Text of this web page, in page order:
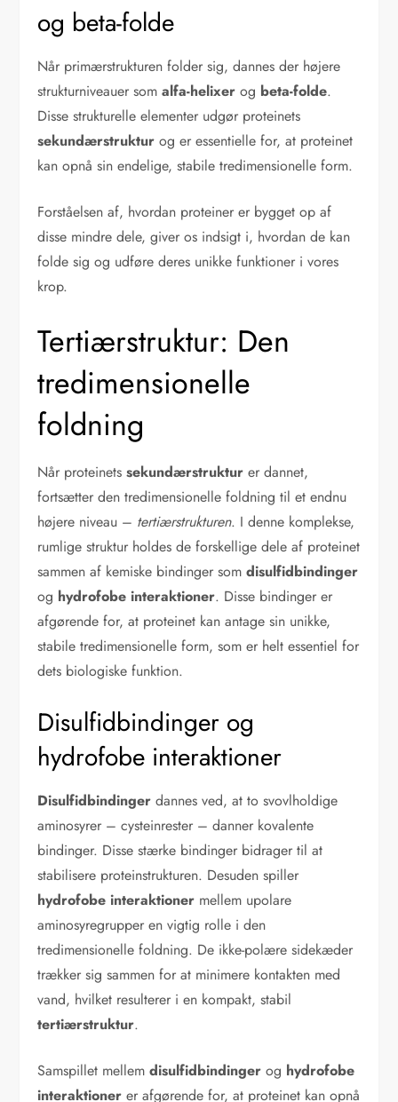
og beta-folde
Når primærstrukturen folder sig, dannes der højere
strukturniveauer somalfa-helixer og beta-folde.
Disse strukturelle elementer udgør proteinets
sekundærstruktur og er essentielle for, at proteinet
kan opnå sin endelige, stabile tredimensionelle form.
Forståelsen af, hvordan proteiner er bygget op af
disse mindre dele, giver os indsigt i, hvordan de kan
folde sig og udføre deres unikke funktioner i vores
krop.
Tertiærstruktur: Den
tredimensionelle
foldning
Når proteinetssekundærstruktur er dannet,
fortsætter den tredimensionelle foldning til et endnu
højere niveau – tertiærstrukturen. I denne komplekse,
rumlige struktur holdes de forskellige dele af proteinet
sammen af kemiske bindinger somdisulfidbindinger
og hydrofobe interaktioner. Disse bindinger er
afgørende for, at proteinet kan antage sin unikke,
stabile tredimensionelle form, som er helt essentiel for
dets biologiske funktion.
Disulfidbindinger og
hydrofobe interaktioner
Disulfidbindinger dannes ved, at to svovlholdige
aminosyrer – cysteinrester – danner kovalente
bindinger. Disse stærke bindinger bidrager til at
stabilisere proteinstrukturen. Desuden spiller
hydrofobe interaktioner mellem upolare
aminosyregrupper en vigtig rolle i den
tredimensionelle foldning. De ikke-polære sidekæder
trækker sig sammen for at minimere kontakten med
vand, hvilket resulterer i en kompakt, stabil
tertiærstruktur.
Samspillet mellemdisulfidbindinger og hydrofobe
interaktioner er afgørende for, at proteinet kan opnå